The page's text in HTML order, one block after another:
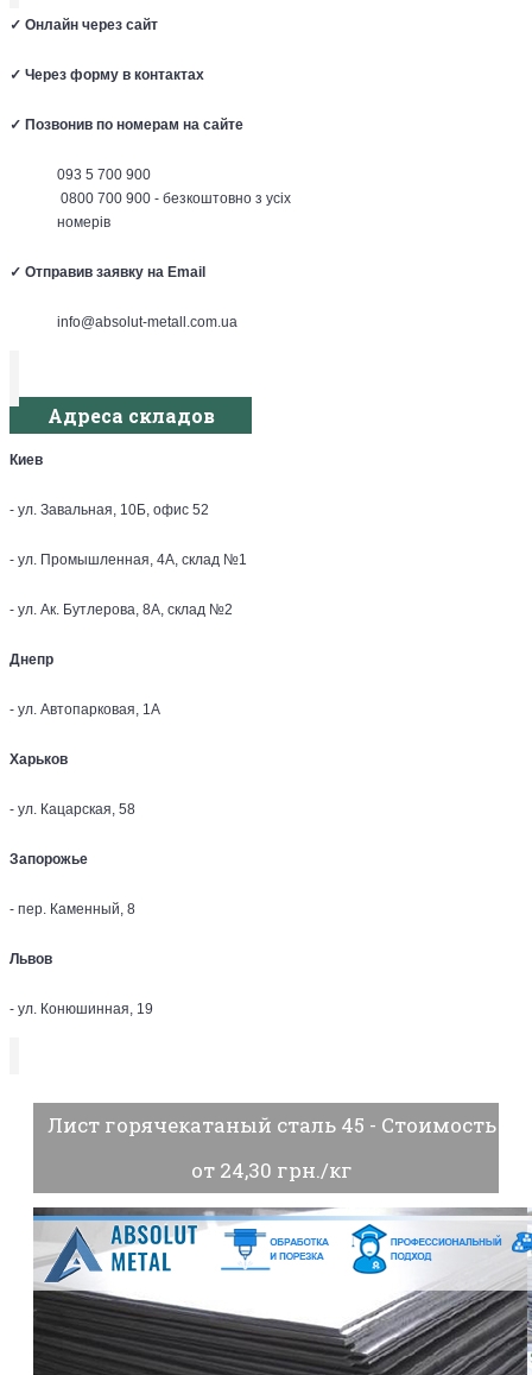
✓ Онлайн через сайт
✓ Через форму в контактах
✓ Позвонив по номерам на сайте
093 5 700 900
0800 700 900 - безкоштовно з усіх
номерів
✓ Отправив заявку на Email
info@absolut-metall.com.ua
Адреса складов
Киев
- ул. Завальная, 10Б, офис 52
- ул. Промышленная, 4А, склад №1
- ул. Ак. Бутлерова, 8А, склад №2
Днепр
- ул. Автопарковая, 1А
Харьков
- ул. Кацарская, 58
Запорожье
- пер. Каменный, 8
Львов
- ул. Конюшинная, 19
Лист горячекатаный сталь 45 - Стоимость
от 24,30 грн./кг